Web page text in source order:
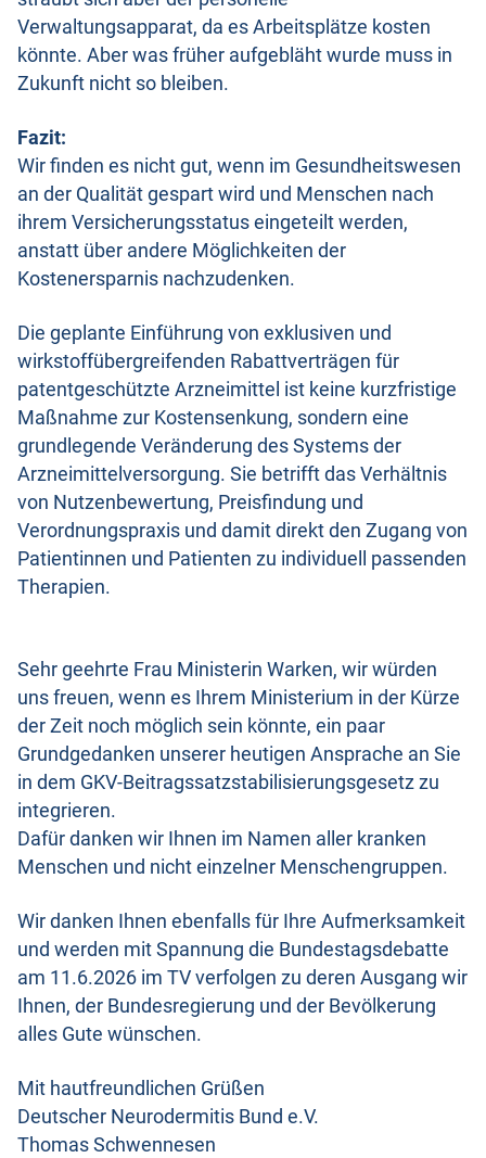
Verwaltungsapparat, da es Arbeitsplätze kosten
könnte. Aber was früher aufgebläht wurde muss in
Zukunft nicht so bleiben.
Fazit:
Wir finden es nicht gut, wenn im Gesundheitswesen
an der Qualität gespart wird und Menschen nach
ihrem Versicherungsstatus eingeteilt werden,
anstatt über andere Möglichkeiten der
Kostenersparnis nachzudenken.
Die geplante Einführung von exklusiven und
wirkstoffübergreifenden Rabattverträgen für
patentgeschützte Arzneimittel ist keine kurzfristige
Maßnahme zur Kostensenkung, sondern eine
grundlegende Veränderung des Systems der
Arzneimittelversorgung. Sie betrifft das Verhältnis
von Nutzenbewertung, Preisfindung und
Verordnungspraxis und damit direkt den Zugang von
Patientinnen und Patienten zu individuell passenden
Therapien.
Sehr geehrte Frau Ministerin Warken, wir würden
uns freuen, wenn es Ihrem Ministerium in der Kürze
der Zeit noch möglich sein könnte, ein paar
Grundgedanken unserer heutigen Ansprache an Sie
in dem GKV-Beitragssatzstabilisierungsgesetz zu
integrieren.
Dafür danken wir Ihnen im Namen aller kranken
Menschen und nicht einzelner Menschengruppen.
Wir danken Ihnen ebenfalls für Ihre Aufmerksamkeit
und werden mit Spannung die Bundestagsdebatte
am 11.6.2026 im TV verfolgen zu deren Ausgang wir
Ihnen, der Bundesregierung und der Bevölkerung
alles Gute wünschen.
Mit hautfreundlichen Grüßen
Deutscher Neurodermitis Bund e.V.
Thomas Schwennesen